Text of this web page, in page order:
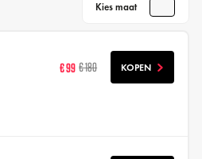
Kies maat
€ 99 € 180 KOPEN